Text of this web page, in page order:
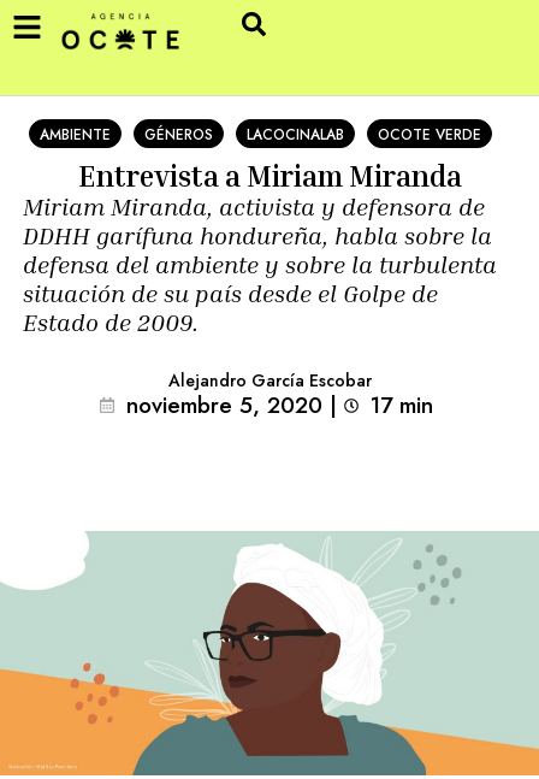
AMBIENTE GÉNEROS LACOCINALAB OCOTE VERDE
Entrevista a Miriam Miranda
Miriam Miranda, activista y defensora de
DDHH garífuna hondureña, habla sobre la
defensa del ambiente y sobre la turbulenta
situación de su país desde el Golpe de
Estado de 2009.
Alejandro García Escobar
noviembre 5, 2020 | 17 min